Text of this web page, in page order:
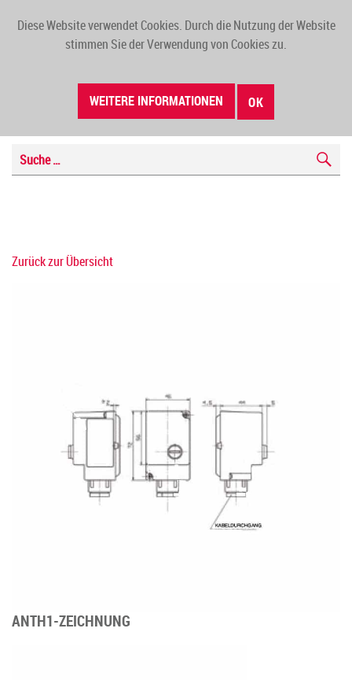
Diese Website verwendet Cookies. Durch die Nutzung der Website
stimmen Sie der Verwendung von Cookies zu.
WEITERE INFORMATIONEN OK
Zurück zur Übersicht
ANTH1-ZEICHNUNG